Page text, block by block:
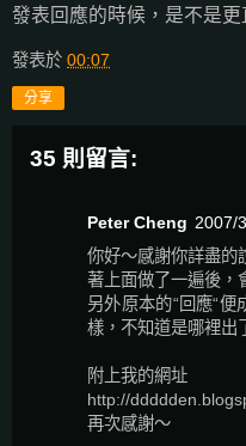
發表回應的時候，是不是
發表於 00:07
分享
35 則留言:
Peter Cheng 2007/
你好～感謝你詳盡的
著上面做了一遍後，
另外原本的“回應“便
樣，不知道是哪裡出
附上我的網址
http://
再次感謝～